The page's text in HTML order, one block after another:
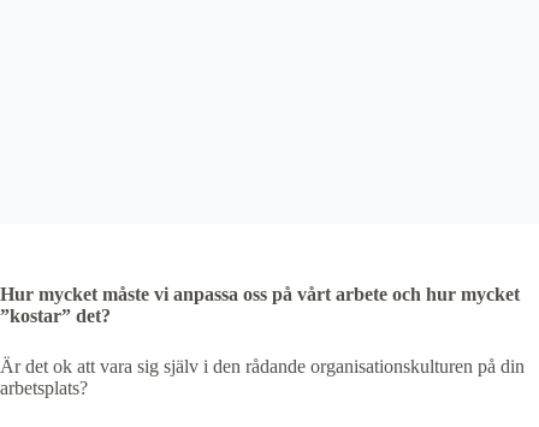
Hur mycket måste vi anpassa oss på vårt arbete och hur mycket
”kostar” det?
Är det ok att vara sig själv i den rådande organisationskulturen på din
arbetsplats?